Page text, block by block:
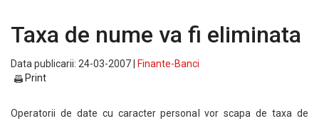
Taxa de nume va fi eliminata
Data publicarii: 24-03-2007 |
Finante-Banci
Print
Operatorii de date cu caracter personal vor scapa de taxa de